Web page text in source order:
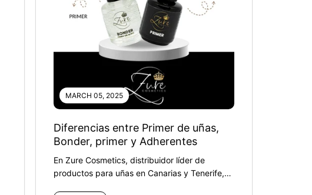
MARCH 05, 2025
Diferencias entre Primer de uñas,
Bonder, primer y Adherentes
En Zure Cosmetics, distribuidor líder de
productos para uñas en Canarias y Tenerife,